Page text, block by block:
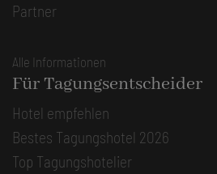
Partner
Alle Informationen
Für Tagungsentscheider
Hotel empfehlen
Bestes Tagungshotel 2026
Top Tagungshotelier